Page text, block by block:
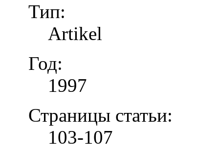
Тип:
Artikel
Год:
1997
Страницы статьи:
103-107